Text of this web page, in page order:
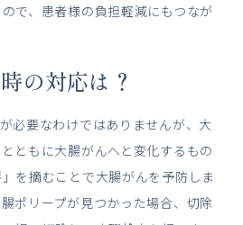
で、患者様の負担軽減にもつなが
の対応は？
必要なわけではありませんが、大
ともに大腸がんへと変化するもの
を摘むことで大腸がんを予防しま
ポリープが見つかった場合、切除